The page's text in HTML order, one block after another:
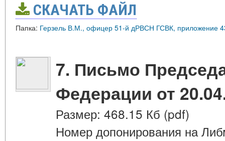
СКАЧАТЬ ФАЙЛ
Папка: Герзель В.М., офицер 51-й дРВСН ГСВК, приложение
7. Письмо
Федерации от
Размер: 468.15 Кб (pdf)
Номер допонирования на